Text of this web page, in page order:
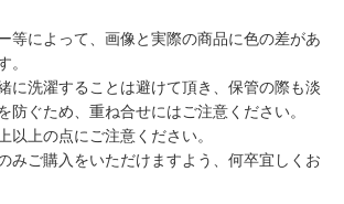
等によって、画像と実際の商品に色の差があ
。
に洗濯することは避けて頂き、保管の際も淡
防ぐため、重ね合せにはご注意ください。
以上の点にご注意ください。
みご購入をいただけますよう、何卒宜しくお